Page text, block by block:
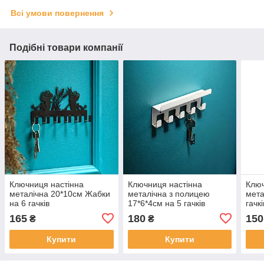
Всі умови повернення
Подібні товари компанії
Ключниця настінна
металічна 20*10см Жабки
на 6 гачків
165 ₴
Купити
Ключниця настінна
металічна з полицею
17*6*4см на 5 гачків
180₴
Купити
150